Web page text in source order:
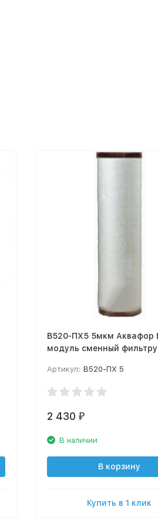
В520-ПХ5 5мкм Аквафор
модуль сменный
Артикул: В520-ПХ 5
2 430 ₽
В наличии
В корзину
Купить в 1 клик